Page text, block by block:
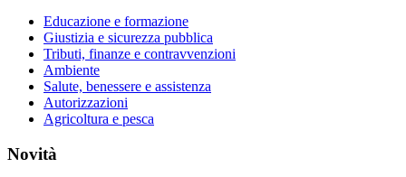
Educazione e formazione
Giustizia e sicurezza pubblica
Tributi, finanze e contravvenzioni
Ambiente
Salute, benessere e assistenza
Autorizzazioni
Agricoltura e pesca
Novità